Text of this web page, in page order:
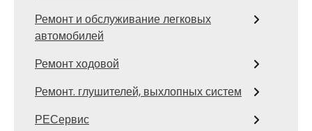
Ремонт и обслуживание легковых
автомобилей
Ремонт ходовой
Ремонт. глушителей, выхлопных систем
РЕСервис